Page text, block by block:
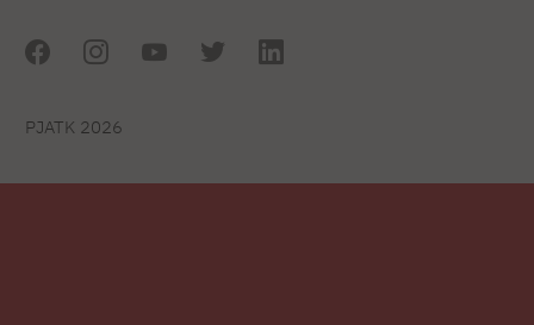
PJATK 2026